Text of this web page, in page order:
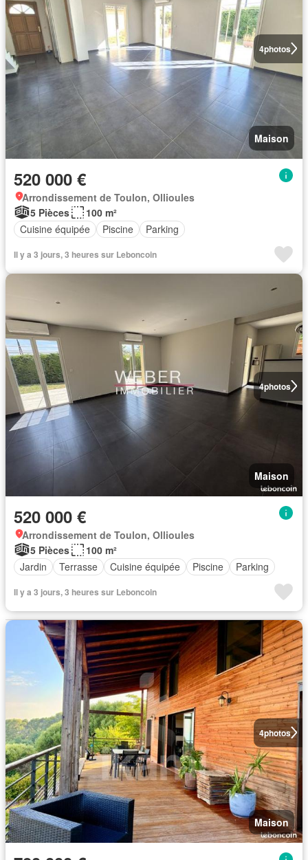
4photos
Maison
520 000 €
Arrondissement de Toulon, Ollioules
5 Pièces
100 m²
Cuisine équipée
Piscine Parking
Il y a 3 jours, 3 heures sur Leboncoin
4photos
Maison
520 000 €
Arrondissement de Toulon, Ollioules
5 Pièces
100 m²
Jardin
Terrasse Cuisine équipée Piscine Parking
Il y a 3 jours, 3 heures sur Leboncoin
4photos
Maison